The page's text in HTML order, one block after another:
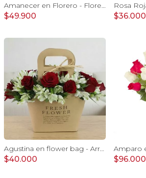
Amanecer en Florero - Florero con girasoles, rosas rojo e hypericum
$49.900 $36.000
Agustina en flower bag - Arreglo 10 rosas rojo y astromelias
$40.000 $96.000